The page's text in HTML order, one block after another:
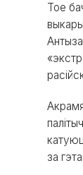
Тое
за